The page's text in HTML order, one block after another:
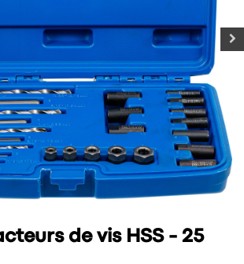
de vis HSS - 25